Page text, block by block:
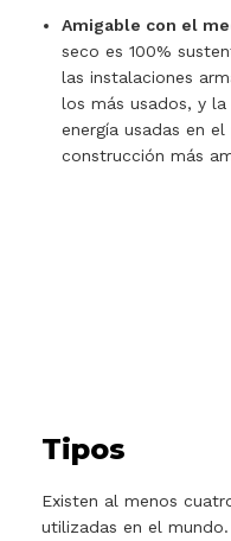
Amigable con el
seco es 100%
las instalaciones
los más usados, y
energía usadas en
construcción más
Tipos
Existen al menos
utilizadas en el